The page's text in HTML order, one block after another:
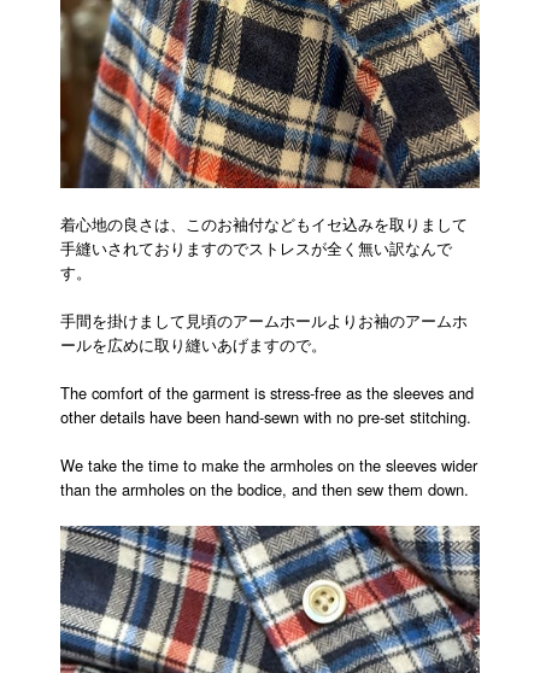
着心地の良さは、このお袖付などもイセ込みを取りまして
手縫いされておりますのでストレスが全く無い訳なんで
す。
手間を掛けまして見頃のアームホールよりお袖のアームホ
ールを広めに取り縫いあげますので。
The comfort of the garment is stress-free as the sleeves and
other details have been hand-sewn with no pre-set stitching.
We take the time to make the armholes on the sleeves wider
than the armholes on the bodice, and then sew them down.